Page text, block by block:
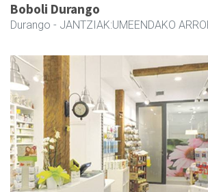
Boboli Durango
Durango - JANTZIAK:UMEENDAKO